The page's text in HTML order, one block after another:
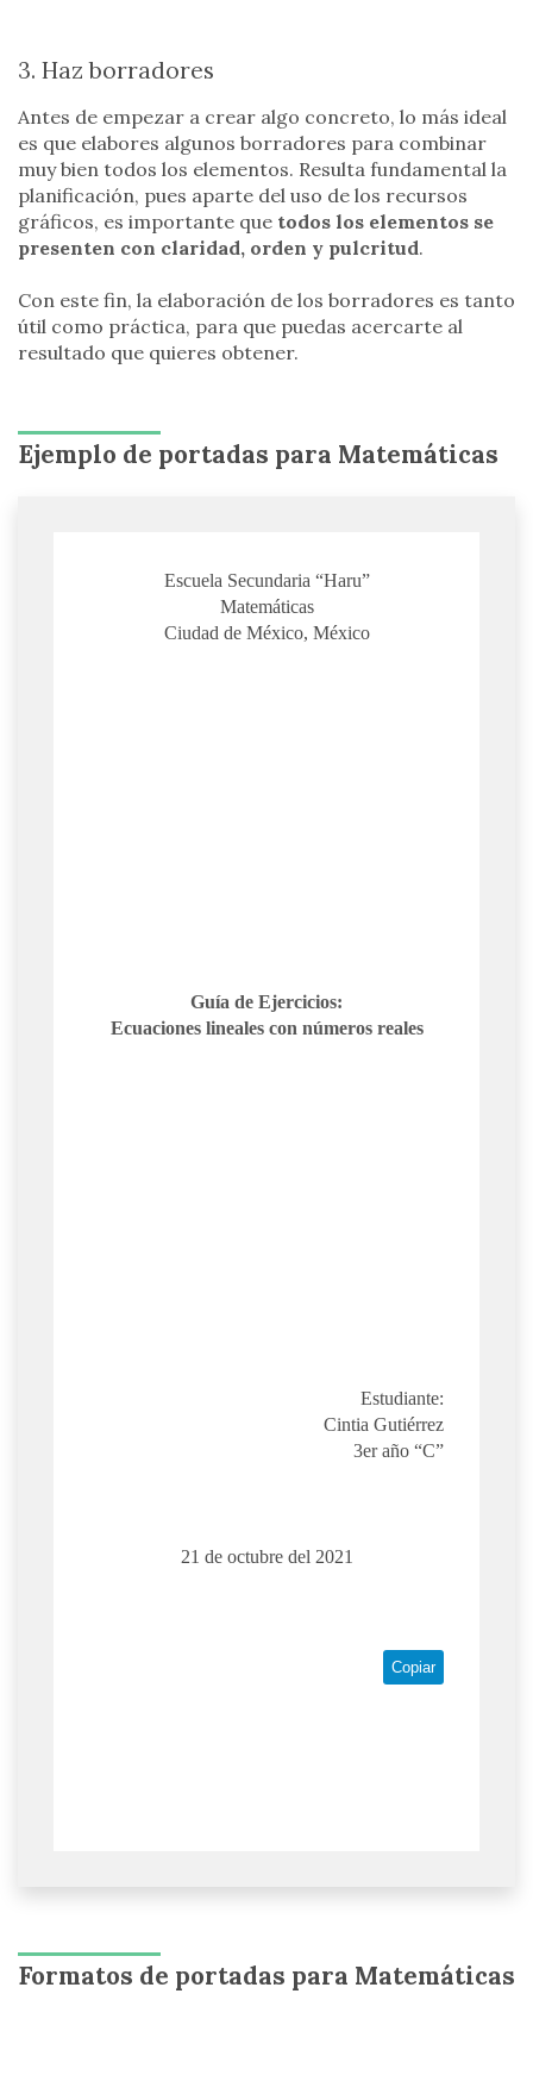
3. Haz borradores
Antes de empezar a crear algo concreto, lo más ideal
es que elabores algunos borradores para combinar
muy bien todos los elementos. Resulta fundamental la
planificación, pues aparte del uso de los recursos
gráficos, es importante que todos los elementos se
presenten con claridad, orden y pulcritud.
Con este fin, la elaboración de los borradores es tanto
útil como práctica, para que puedas acercarte al
resultado que quieres obtener.
Ejemplo de portadas para Matemáticas
Escuela Secundaria “Haru”
Matemáticas
Ciudad de México, México
Guía de Ejercicios:
Ecuaciones lineales con números reales
Estudiante:
Cintia Gutiérrez
3er año “C”
21 de octubre del 2021
Copiar
Formatos de portadas para Matemáticas